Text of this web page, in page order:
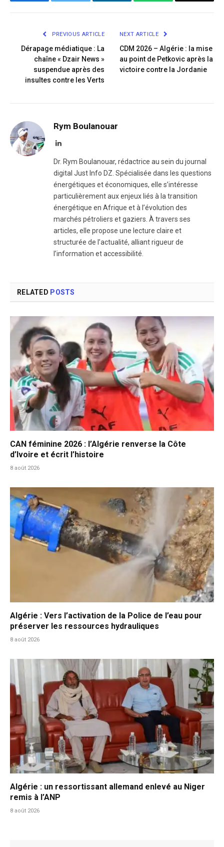
PREVIOUS ARTICLE
Dérapage médiatique : La
chaîne « Dzair News »
suspendue après des
insultes contre les Verts
NEXT ARTICLE
CDM 2026 – Algérie : la mise
au point de Petkovic après la
victoire contre la Jordanie
Rym Boulanouar
LinkedIn
Dr. Rym Boulanouar, rédactrice au sein du journal
digital Just Info DZ. Spécialisée dans les questions
énergétiques et économiques, elle s’intéresse
particulièrement aux enjeux liés à la transition
énergétique en Afrique et à l’évolution des
marchés pétroliers et gaziers. À travers ses
articles, elle propose une lecture claire et
structurée de l’actualité, alliant rigueur de
l’information et accessibilité.
RELATED POSTS
CAN féminine 2026 : l’Algérie renverse la Côte
d’Ivoire et écrit l’histoire
8 août 2026
Algérie : Vers l’activation de la Police de l’eau pour
préserver les ressources hydrauliques
8 août 2026
Algérie : un ressortissant allemand enlevé au Niger
remis à l’ANP
8 août 2026